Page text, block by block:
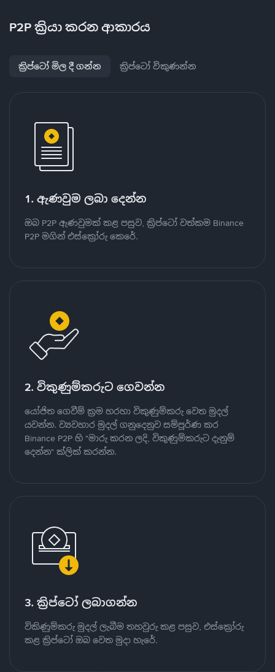
P2P ක්‍රියා කරන ආකාරය
ක්‍රිප්ටෝ මිල දී ගන්න ක්‍රිප්ටෝ විකුණන්න
1. ඇණවුම ලබා දෙන්න
ඔබ P2P ඇණවුමක් කළ පසුව, ක්‍රිප්ටෝ වත්කම Binance
P2P මගින් එස්ක්‍රෝරු කෙරේ.
2. විකුණුම්කරුට ගෙවන්න
යෝජිත ගෙවීම් ක්‍රම හරහා විකුණුම්කරු වෙත මුදල්
යවන්න. ව්‍යවහාර මුදල් ගනුදෙනුව සම්පූර්ණ කර
Binance P2P හි "මාරු කරන ලදි, විකුණුම්කරුට දැනුම්
දෙන්න" ක්ලික් කරන්න.
3. ක්‍රිප්ටෝ ලබාගන්න
විකිණුම්කරු මුදල් ලැබීම තහවුරු කළ පසුව, එස්ක්‍රෝරු
කළ ක්‍රිප්ටෝ ඔබ වෙත මුදා හැරේ.